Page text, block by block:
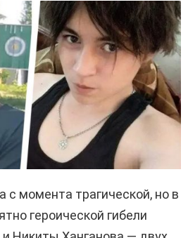
с момента трагической, но в
героической гибели